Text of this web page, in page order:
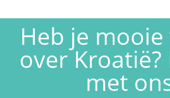
Heb je
over Kroatië?
met